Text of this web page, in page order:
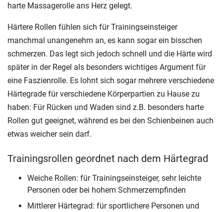
harte Massagerolle ans Herz gelegt.
Härtere Rollen fühlen sich für Trainingseinsteiger
manchmal unangenehm an, es kann sogar ein bisschen
schmerzen. Das legt sich jedoch schnell und die Härte wird
später in der Regel als besonders wichtiges Argument für
eine Faszienrolle. Es lohnt sich sogar mehrere verschiedene
Härtegrade für verschiedene Körperpartien zu Hause zu
haben: Für Rücken und Waden sind z.B. besonders harte
Rollen gut geeignet, während es bei den Schienbeinen auch
etwas weicher sein darf.
Trainingsrollen geordnet nach dem Härtegrad
Weiche Rollen: für Trainingseinsteiger, sehr leichte
Personen oder bei hohem Schmerzempfinden
Mittlerer Härtegrad: für sportlichere Personen und